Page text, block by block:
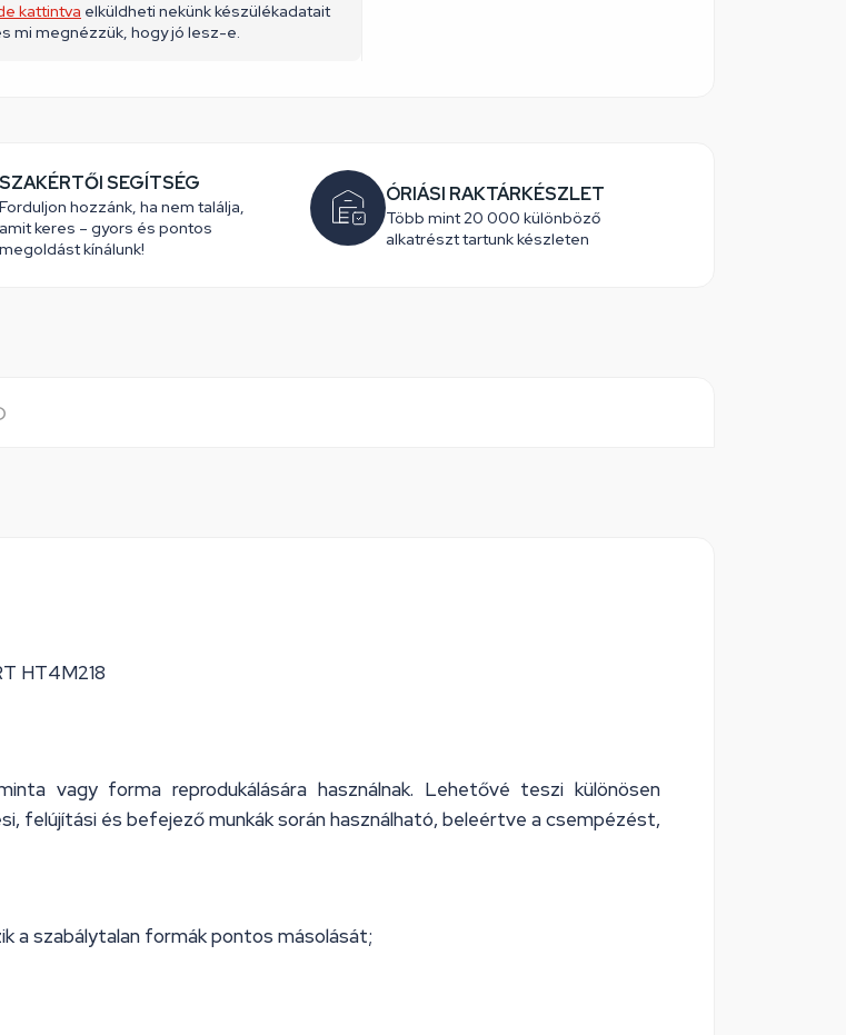
kattintva elküldheti nekünk készülékadatait
mi megnézzük, hogy jó lesz-e.
SZAKÉRTŐI SEGÍTSÉG
Forduljon hozzánk, ha nem találja,
amit keres – gyors és pontos
megoldást kínálunk!
ÓRIÁSI RAKTÁRKÉSZLET
Több mint 20 000 különböző
alkatrészt tartunk készleten
HT4M218
vagy forma reprodukálására használnak. Lehetővé teszi különösen
és befejező munkák során használható, beleértve a csempézést,
a szabálytalan formák pontos másolását;